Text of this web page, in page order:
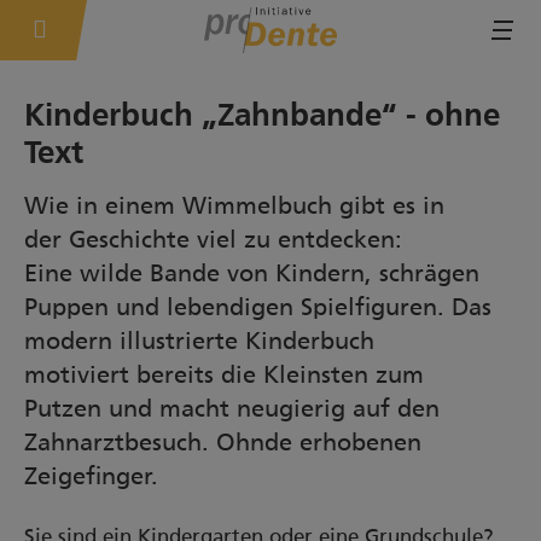
Eltern Zahnbande
Kinderbuch „Zahnbande“ - ohne
Text
Wie in einem Wimmelbuch gibt es in
der Geschichte viel zu entdecken:
Eine wilde Bande von Kindern, schrägen
Puppen und lebendigen Spielfiguren. Das
modern illustrierte Kinderbuch
motiviert bereits die Kleinsten zum
Putzen und macht neugierig auf den
Zahnarztbesuch. Ohnde erhobenen
Zeigefinger.
Sie sind ein Kindergarten oder eine Grundschule?